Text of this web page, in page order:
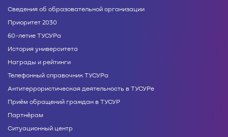
Сведения об образовательной организации
Приоритет 2030
60-летие ТУСУРа
История университета
Награды и рейтинги
Телефонный справочник ТУСУРа
Антитеррористическая деятельность в ТУСУРе
Приём обращений граждан в ТУСУР
Партнёрам
Ситуационный центр